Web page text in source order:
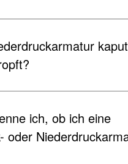
ich, ob ich eine
oder